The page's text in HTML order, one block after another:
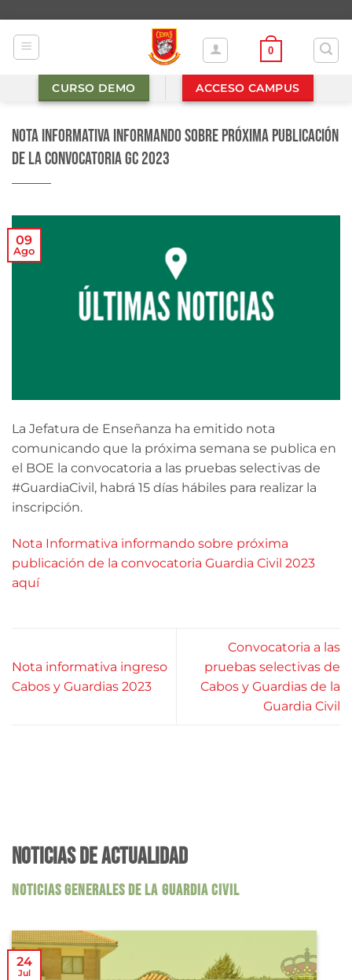
contenido
0
CURSO DEMO ACCESO CAMPUS
Nota Informativa informando sobre próxima publicación
de la convocatoria GC 2023
09
Ago
La Jefatura de Enseñanza ha emitido nota
comunicando que la próxima semana se publica en
el BOE la convocatoria a las pruebas selectivas de
#GuardiaCivil, habrá 15 días hábiles para realizar la
inscripción.
Nota Informativa informando sobre próxima
publicación de la convocatoria Guardia Civil 2023
aquí
Nota informativa ingreso
Cabos y Guardias 2023
Convocatoria a las
pruebas selectivas de
Cabos y Guardias de la
Guardia Civil
NOTICIAS DE ACTUALIDAD
NOTICIAS GENERALES DE LA GUARDIA CIVIL
24
Jul